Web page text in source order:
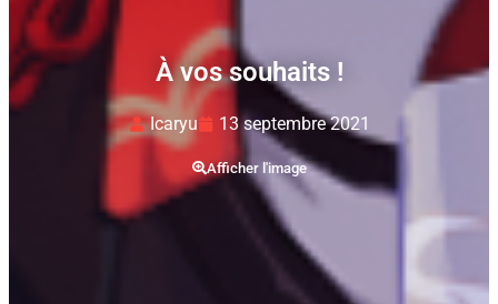
À vos souhaits !
Icaryu 13 septembre 2021
Afficher l'image